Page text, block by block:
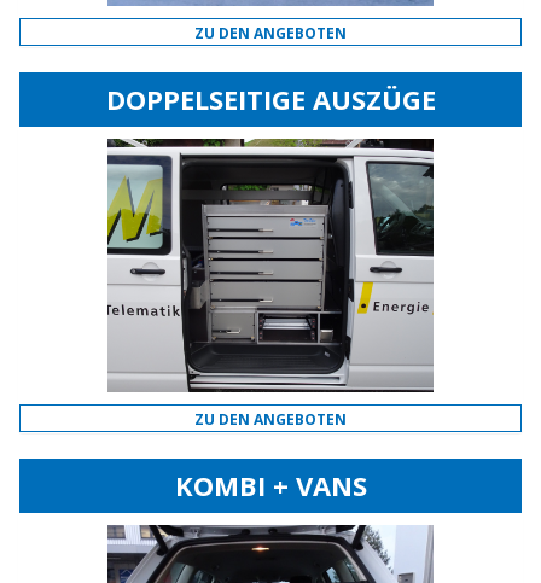
ZU DEN ANGEBOTEN
DOPPELSEITIGE AUSZÜGE
ZU DEN ANGEBOTEN
KOMBI + VANS